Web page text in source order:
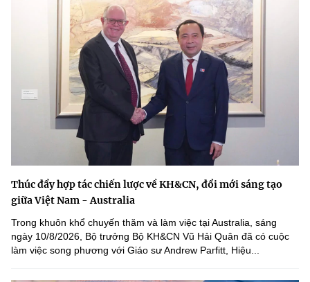
Thúc đẩy hợp tác chiến lược về KH&CN, đổi mới sáng tạo
giữa Việt Nam - Australia
Trong khuôn khổ chuyến thăm và làm việc tại Australia, sáng
ngày 10/8/2026, Bộ trưởng Bộ KH&CN Vũ Hải Quân đã có cuộc
làm việc song phương với Giáo sư Andrew Parfitt, Hiệu...